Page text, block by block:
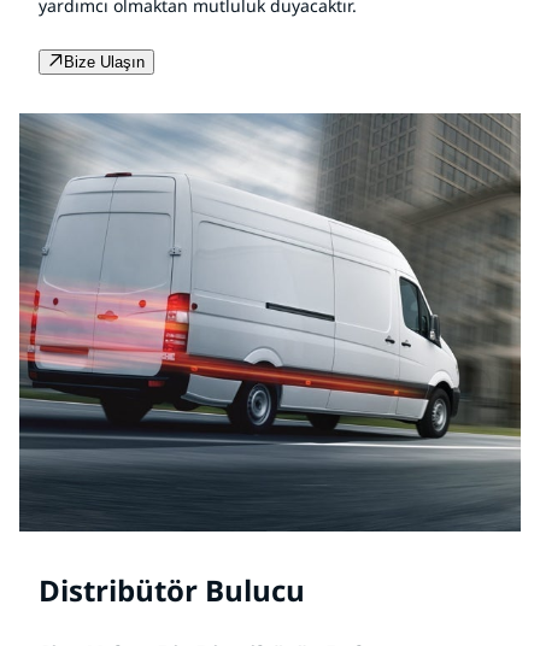
yardımcı olmaktan mutluluk duyacaktır.
Bize Ulaşın
Distribütör Bulucu